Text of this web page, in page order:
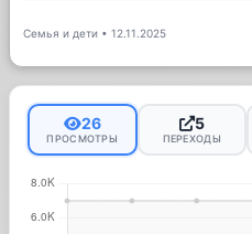
Семья и дети • 12.11.2025
26
ПРОСМОТРЫ
5
ПЕРЕХОДЫ